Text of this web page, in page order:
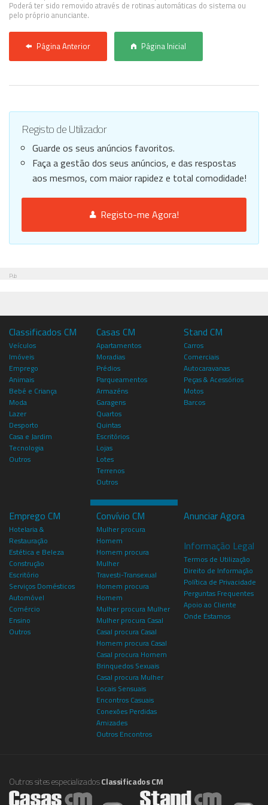
Poderá ter sido removido através de rotinas automáticas do sistema ou
pelo próprio anunciante.
Página Anterior Página Inicial
Registo de Utilizador
Guarde os seus anúncios favoritos.
Faça a gestão dos seus anúncios, e das respostas
aos mesmos, com maior rapidez e total comodidade!
Registo-me Agora!
Pub
Classificados CM
Veículos
Imóveis
Emprego
Animais
Bebé e Criança
Moda
Lazer
Desporto
Casa e Jardim
Tecnologia
Outros
Casas CM
Apartamentos
Moradias
Prédios
Parqueamentos
Armazéns
Garagens
Quartos
Quintas
Escritórios
Lojas
Lotes
Terrenos
Outros
Stand CM
Carros
Comerciais
Autocaravanas
Peças & Acessórios
Motos
Barcos
Emprego CM
Hotelaria &
Restauração
Estética e Beleza
Construção
Escritório
Serviços Domésticos
Automóvel
Comércio
Ensino
Outros
Convívio CM
Mulher procura
Homem
Homem procura
Mulher
Travesti-Transexual
Homem procura
Homem
Mulher procura Mulher
Mulher procura Casal
Casal procura Casal
Homem procura Casal
Casal procura Homem
Brinquedos Sexuais
Casal procura Mulher
Locais Sensuais
Encontros Casuais
Conexões Perdidas
Amizades
Outros Encontros
Anunciar Agora
Informação Legal
Termos de Utilização
Direito de Informação
Política de Privacidade
Perguntas Frequentes
Apoio ao Cliente
Onde Estamos
Outros sites especializadosClassificados CM